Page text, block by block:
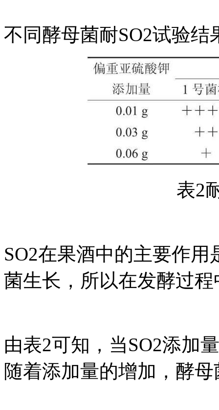
不同酵母菌耐SO2试验结
表2
SO2在果酒中的主要作
菌生长，所以在发酵过
由表2可知，当SO2添加
随着添加量的增加，酵